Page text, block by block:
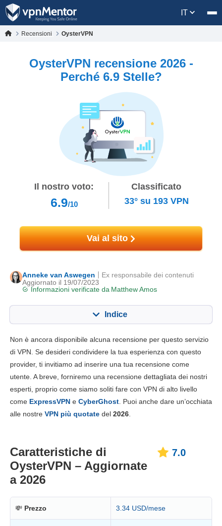
IT
Recensioni OysterVPN
OysterVPN recensione 2026 -
Perché 6.9 Stelle?
Il nostro voto:
6.9/10
Classificato
33°su 193VPN
Vai al sito
Anneke van Aswegen
Aggiornato il 19/07/2023
Informazioni verificate da Matthew Amos
Ex responsabile dei contenuti
Indice
Funzionalità chiave 7.0
Installazione e app 7.0
Affidabilità e supporto 8.0
Non è ancora disponibile alcuna recensione per questo servizio
di VPN. Se desideri condividere la tua esperienza con questo
provider, ti invitiamo ad inserire una tua recensione come
utente. A breve, forniremo una recensione dettagliata dei nostri
esperti, proprio come siamo soliti fare con VPN di alto livello
come ExpressVPN e CyberGhost. Puoi anche dare un’occhiata
alle nostre VPN più quotate del 2026.
Caratteristiche di
OysterVPN – Aggiornate
a 2026
7.0
💸 Prezzo 3.34 USD/mese